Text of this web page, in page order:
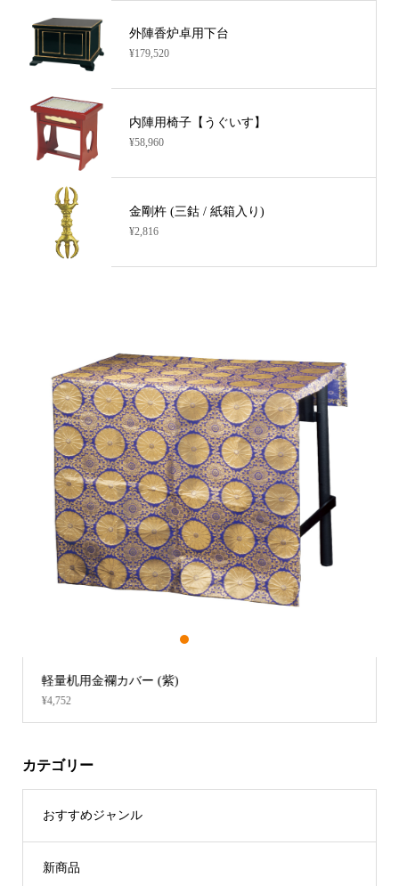
外陣香炉卓用下台
¥179,520
内陣用椅子【うぐいす】
¥58,960
金剛杵 (三鈷 / 紙箱入り)
¥2,816
軽量机用金襴カバー (紫)
¥4,752
1
カテゴリー
おすすめジャンル
新商品